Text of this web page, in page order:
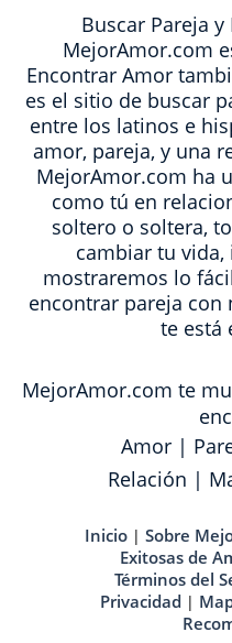
Buscar Pareja
MejorAmor.com
Encontrar Amor
es el sitio de buscar
entre los latinos e
amor, pareja, y una
MejorAmor.com ha
como tú en
soltero o soltera,
cambiar tu
mostraremos lo
encontrar pareja con
te está
MejorAmor.com te
Amor|
Relación |
Inicio | Sobre
Exitosas de
Términos del
Privacidad |